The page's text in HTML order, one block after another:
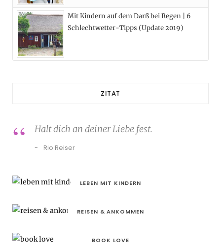
Mit Kindern auf dem Darß bei Regen | 6
Schlechtwetter-Tipps (Update 2019)
ZITAT
Halt dich an deiner Liebe fest.
Rio Reiser
LEBEN MIT KINDERN
REISEN & ANKOMMEN
BOOK LOVE